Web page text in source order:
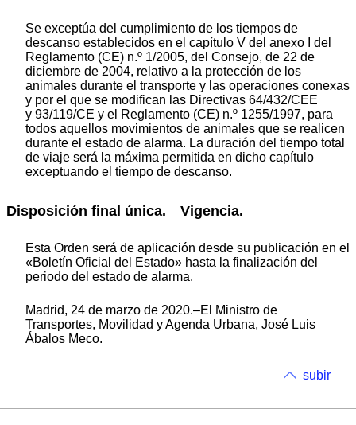
Se exceptúa del cumplimiento de los tiempos de
descanso establecidos en el capítulo V del anexo I del
Reglamento (CE) n.º 1/2005, del Consejo, de 22 de
diciembre de 2004, relativo a la protección de los
animales durante el transporte y las operaciones conexas
y por el que se modifican las Directivas 64/432/CEE
y 93/119/CE y el Reglamento (CE) n.º 1255/1997, para
todos aquellos movimientos de animales que se realicen
durante el estado de alarma. La duración del tiempo total
de viaje será la máxima permitida en dicho capítulo
exceptuando el tiempo de descanso.
Disposición final única. Vigencia.
Esta Orden será de aplicación desde su publicación en el
«Boletín Oficial del Estado» hasta la finalización del
periodo del estado de alarma.
Madrid, 24 de marzo de 2020.–El Ministro de
Transportes, Movilidad y Agenda Urbana, José Luis
Ábalos Meco.
subir